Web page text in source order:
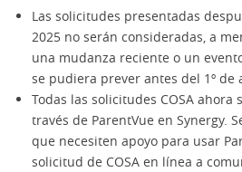
Las solicitudes presentadas
2025 no serán consideradas, a
una mudanza reciente o un
se pudiera prever antes del 1º de
Todas las solicitudes COSA
través de ParentVue en Synergy.
que necesiten apoyo para usar
solicitud de COSA en línea a